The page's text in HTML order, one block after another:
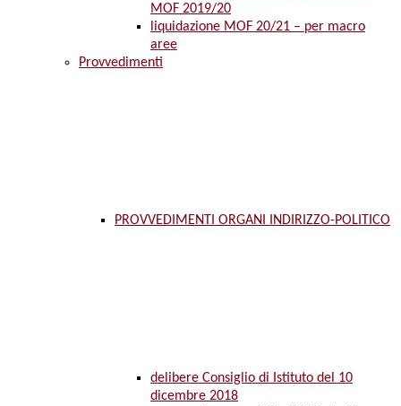
MOF 2019/20
liquidazione MOF 20/21 – per macro
aree
Provvedimenti
PROVVEDIMENTI ORGANI INDIRIZZO-POLITICO
delibere Consiglio di Istituto del 10
dicembre 2018